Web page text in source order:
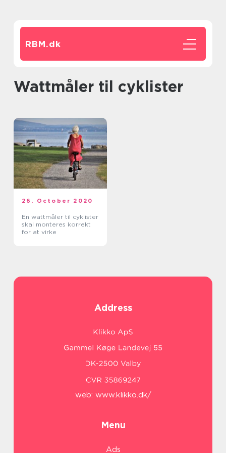
RBM.dk
Wattmåler til cyklister
26. October 2020
En wattmåler til cyklister
skal monteres korrekt
for at virke
Address
web: www.klikko.dk/
Menu
Ads